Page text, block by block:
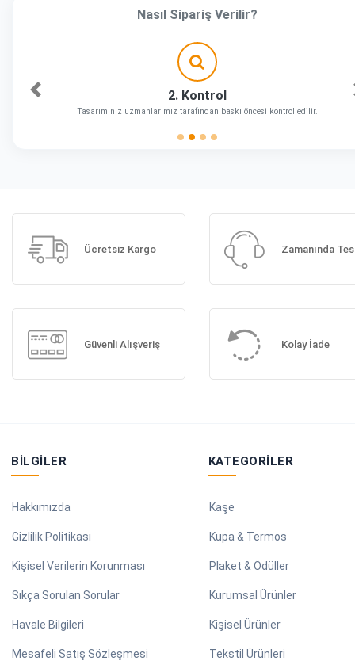
Nasıl Sipariş Verilir?
2. Kontrol
Tasarımınız uzmanlarımız tarafından baskı öncesi kontrol edilir.
Önceki
Ücretsiz Kargo Zamanında
Güvenli Alışveriş Kolay İade
BILGILER
Hakkımızda
Gizlilik Politikası
Kişisel Verilerin Korunması
Sıkça Sorulan Sorular
Havale Bilgileri
Mesafeli Satış Sözleşmesi
KATEGORILER
Kaşe
Kupa & Termos
Plaket & Ödüller
Kurumsal Ürünler
Kişisel Ürünler
Tekstil Ürünleri